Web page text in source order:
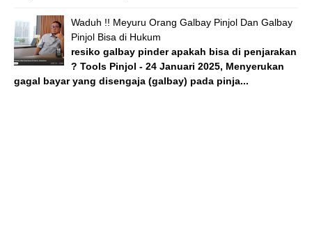
Waduh !! Meyuru Orang Galbay Pinjol Dan Galbay
Pinjol Bisa di Hukum
resiko galbay pinder apakah bisa di penjarakan
? Tools Pinjol - 24 Januari 2025, Menyerukan
gagal bayar yang disengaja (galbay) pada pinja...